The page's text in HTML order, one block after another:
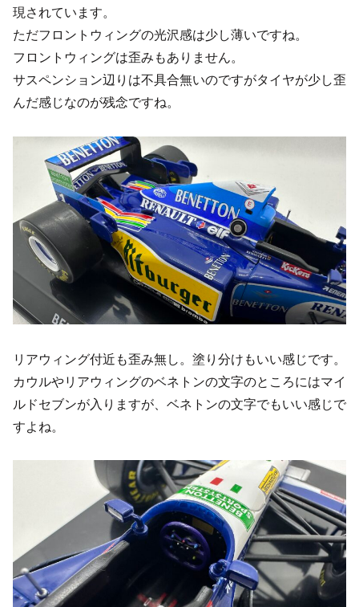
現されています。
ただフロントウィングの光沢感は少し薄いですね。
フロントウィングは歪みもありません。
サスペンション辺りは不具合無いのですがタイヤが少し歪
んだ感じなのが残念ですね。
リアウィング付近も歪み無し。塗り分けもいい感じです。
カウルやリアウィングのベネトンの文字のところにはマイ
ルドセブンが入りますが、ベネトンの文字でもいい感じで
すよね。